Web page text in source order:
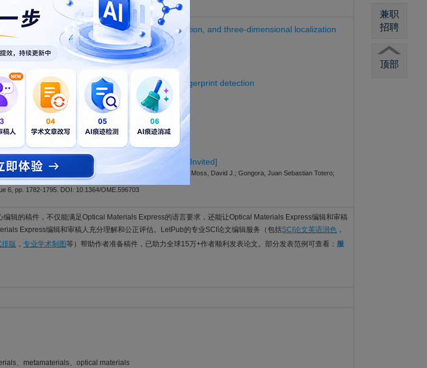
DOA estimation, linear-polarization characterization, and three-dimensional localization
6, pp. 1796-1808. DOI: 10.1364/OME.588909
Q magnetic-dipole metasurface for molecular fingerprint detection
Yifei; Shi, Yanpeng
6, pp. 1729-1739. DOI: 10.1364/OME.584895
beamforming in the X-band [Invited]
Burokur, Shah Nawaz; Wang, Yuxiang
6, pp. 1844-1857. DOI: 10.1364/OME.593177
solitons in a microresonator-filtered fibre laser [Invited]
James; Chu, Sai T.; Little, Brent E.; Morandotti, Roberto; Moss, David J.; Gongora, Juan Sebastian Totero;
6, pp. 1782-1795. DOI: 10.1364/OME.596703
辑的稿件，不仅能满足Optical Materials Express的语言要求，还能让Optical Materials Express编辑和审稿
Express编辑和审稿人充分理解和公正评估。LetPub的专业SCI论文编辑服务（包括SCI论文英语润色 ，
版 ， 专业学术制图等）帮助作者准备稿件，已助力全球15万+作者顺利发表论文。部分发表范例可查看： 服
、metamaterials、optical materials
兼职
招聘
顶部